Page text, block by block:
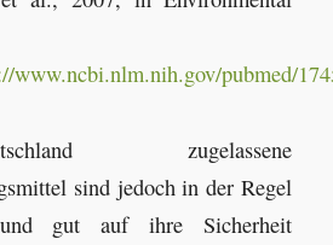
www.ncbi.nlm.nih.gov/pubmed/
zugelassene
sind jedoch in der Regel
gut auf ihre Sicherheit